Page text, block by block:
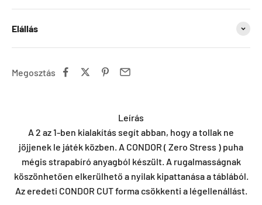
Elállás
Megosztás
Leírás
A 2 az 1-ben kialakítás segít abban, hogy a tollak ne
jöjjenek le játék közben. A CONDOR ( Zero Stress ) puha
mégis strapabíró anyagból készült. A rugalmasságnak
köszönhetően elkerülhető a nyilak kipattanása a táblából.
Az eredeti CONDOR CUT forma csökkenti a légellenállást.